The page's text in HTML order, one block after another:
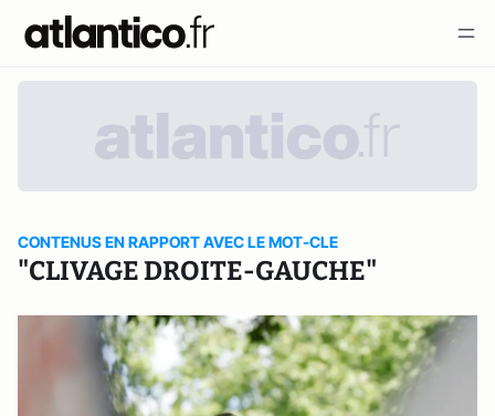
CONTENUS EN RAPPORT AVEC LE MOT-CLE
"CLIVAGE DROITE-GAUCHE"